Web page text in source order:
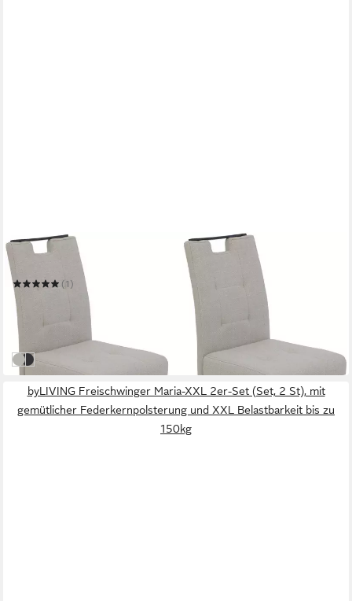
HELA
Freischwinger WIEN, Esszimmerstuhl, Komfortstuhl
(1)
164,55 €
400,95 €
(82,28 €/ 1 Stk)
-59%
in 5-6 Werktagen bei dir
Beige/Schwarz | Beige
Anthrazit/Schwarz | Anthrazit
byLIVING Freischwinger Maria-XXL 2er-Set (Set, 2 St), mit
gemütlicher Federkernpolsterung und XXL Belastbarkeit bis zu
150kg